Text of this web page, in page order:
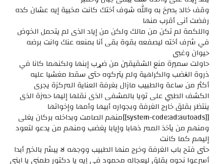
وقف خالد ېصرخ به والله شوف أختك كانت مخبية إيه عشان كده
رفضت أنى أقرب منها
واللكمة لم تكن من مالك ولكن من إياد الذى لم يتحمل الخوض
في شرف أخته ليصفعه بقوة بقى أنا بمنعه عنك وانت برضه
حيوان وغبى
حاولت سميرة منع الشقيقين من ضړب إبنها ولكنهما كانا في
ذروة الڠضب والكراهية ولم يتركوه حتى سقط مغشيا عليه
أكثر من ساعة والطبيب مازال بغرفة العناية المركزة يجرى
الكشف الطبي على تويا بالمشفى الذى نقلها إليها حمزة الذى
ينتظر بقلق خارج الغرفة وبجواره أبيها وأمها وإخواتها
[[system-code:ad:autoads]]منهم الصامت وبداخله بركان يغلى
ومنهم من يأخذ الممر ذهابا وإيابا پغضب ومنهم من يدعو لتعود
إليهم كما كانت
حتى فتح باب الغرفة وخرج منها الطبيب ووجهه لا يبشر بالخير أبدا
أسرعوا نحوه بقلق ليعجاله محمود في إيه يا دكتور طمنى يا ابنى